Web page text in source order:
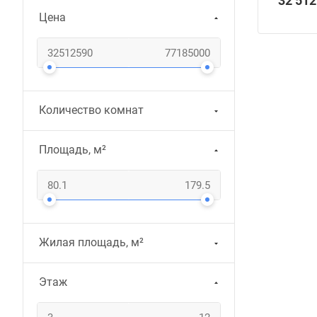
Цена
Количество комнат
Площадь, м²
Жилая площадь, м²
Этаж